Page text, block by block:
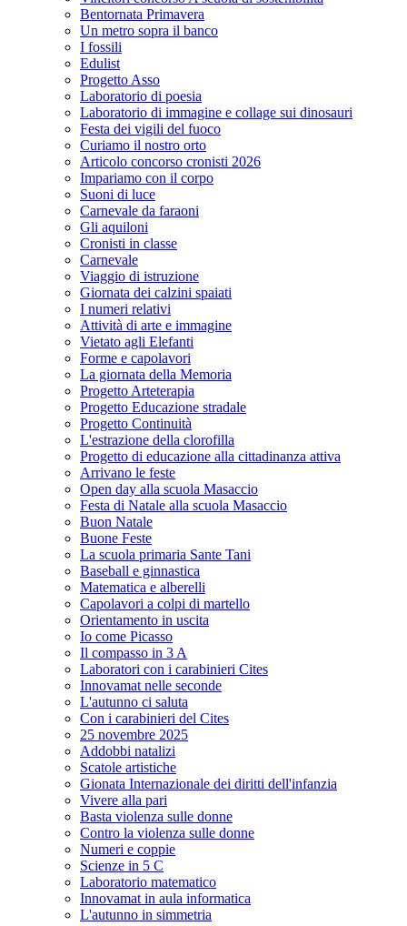
Bentornata Primavera
Un metro sopra il banco
I fossili
Edulist
Progetto Asso
Laboratorio di poesia
Laboratorio di immagine e collage sui dinosauri
Festa dei vigili del fuoco
Curiamo il nostro orto
Articolo concorso cronisti 2026
Impariamo con il corpo
Suoni di luce
Carnevale da faraoni
Gli aquiloni
Cronisti in classe
Carnevale
Viaggio di istruzione
Giornata dei calzini spaiati
I numeri relativi
Attività di arte e immagine
Vietato agli Elefanti
Forme e capolavori
La giornata della Memoria
Progetto Arteterapia
Progetto Educazione stradale
Progetto Continuità
L'estrazione della clorofilla
Progetto di educazione alla cittadinanza attiva
Arrivano le feste
Open day alla scuola Masaccio
Festa di Natale alla scuola Masaccio
Buon Natale
Buone Feste
La scuola primaria Sante Tani
Baseball e ginnastica
Matematica e alberelli
Capolavori a colpi di martello
Orientamento in uscita
Io come Picasso
Il compasso in 3 A
Laboratori con i carabinieri Cites
Innovamat nelle seconde
L'autunno ci saluta
Con i carabinieri del Cites
25 novembre 2025
Addobbi natalizi
Scatole artistiche
Gionata Internazionale dei diritti dell'infanzia
Vivere alla pari
Basta violenza sulle donne
Contro la violenza sulle donne
Numeri e coppie
Scienze in 5 C
Laboratorio matematico
Innovamat in aula informatica
L'autunno in simmetria